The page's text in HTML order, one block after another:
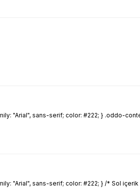
"Arial", sans-serif; color: #222; } .oddo-
"Arial", sans-serif; color: #222; } /* Sol